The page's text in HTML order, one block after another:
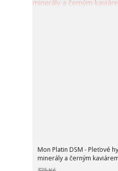
Mon Platin DSM - Pleťové
minerály a černým